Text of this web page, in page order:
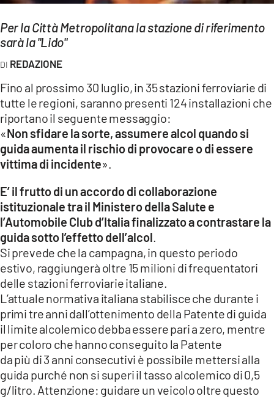
LAC NETWORK
LAC ONAIR
Network
LACPLAY.IT
LACTV.IT
LACITYMAG.IT
ILREGGINO.IT
COSENZACHANNEL.IT
ILVIBONESE.IT
CATANZAROCHANNEL.IT
LACAPITALENEWS.IT
App
ANDROID
Per la Città Metropolitana la stazione di riferimento
sarà la "Lido"
REDAZIONE
Fino al prossimo 30 luglio, in 35 stazioni ferroviarie di
tutte le regioni, saranno presenti 124 installazioni che
riportano il seguente messaggio:
«Non sfidare la sorte, assumere alcol quando si
guida aumenta il rischio di provocare o di essere
vittima di incidente».
E’ il frutto di un accordo di collaborazione
istituzionale tra il Ministero della Salute e
l’Automobile Club d’Italia finalizzato a contrastare la
guida sotto l’effetto dell’alcol
Si prevede che la campagna, in questo periodo
estivo, raggiungerà oltre 15 milioni di frequentatori
delle stazioni ferroviarie italiane.
L’attuale normativa italiana stabilisce che durante i
primi tre anni dall’ottenimento della Patente di guida
il limite alcolemico debba essere pari a zero, mentre
per coloro che hanno conseguito la Patente
da più di 3 anni consecutivi è possibile mettersi alla
guida purché non si superi il tasso alcolemico di 0,5
g/litro. Attenzione: guidare un veicolo oltre questo